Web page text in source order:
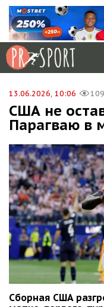
13.06.2026, 10:06 109
CША не
Парагваю в
Сборная США